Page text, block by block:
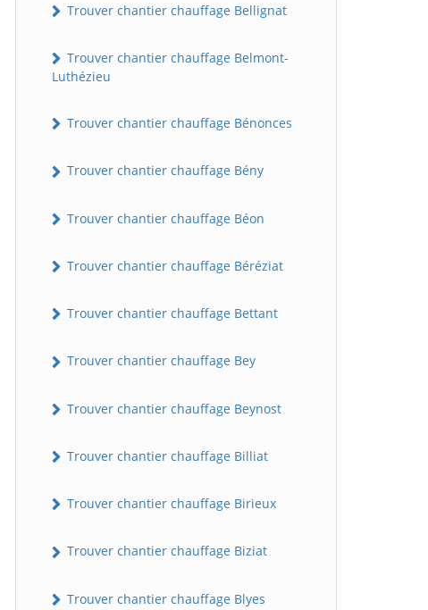
Trouver chantier chauffage Bellignat
Trouver chantier chauffage Belmont-
Luthézieu
Trouver chantier chauffage Bénonces
Trouver chantier chauffage Bény
Trouver chantier chauffage Béon
Trouver chantier chauffage Béréziat
Trouver chantier chauffage Bettant
Trouver chantier chauffage Bey
Trouver chantier chauffage Beynost
Trouver chantier chauffage Billiat
Trouver chantier chauffage Birieux
Trouver chantier chauffage Biziat
Trouver chantier chauffage Blyes